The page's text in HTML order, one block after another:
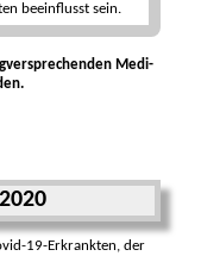
be­einflusst sein.
Medi­
19-Er­krank­ten, der